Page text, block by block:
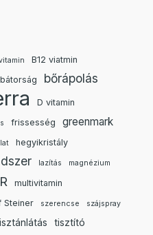
B12 viatmin
bátorság bőrápolás
D vitamin
frissesség greenmark
hegyikristály
lazítás magnézium
multivitamin
Steiner szerencse szájspray
tisztító